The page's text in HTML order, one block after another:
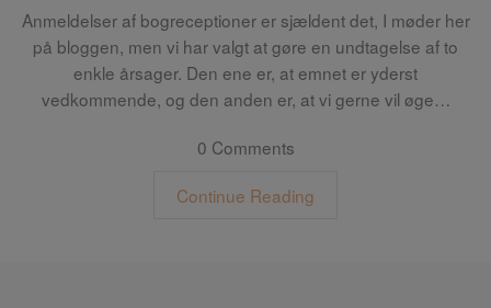
Anmeldelser af bogreceptioner er sjældent det, I møder her
på bloggen, men vi har valgt at gøre en undtagelse af to
enkle årsager. Den ene er, at emnet er yderst
vedkommende, og den anden er, at vi gerne vil øge…
0 Comments
Continue Reading